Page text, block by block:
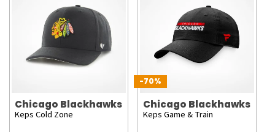
Chicago Blackhawks
Keps Cold Zone
-70%
Chicago Blackhawks
Keps Game & Train